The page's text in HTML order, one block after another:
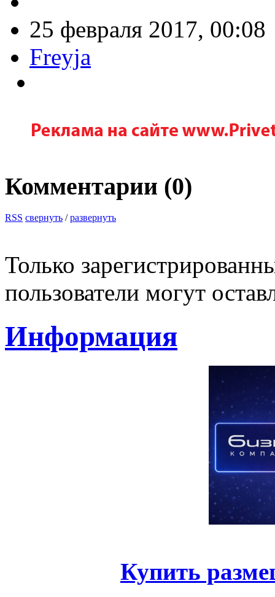
25 февраля 2017, 00:08
Freyja
Комментарии (0)
RSS свернуть /развернуть
Только
пользователи могут
Информация
Купить